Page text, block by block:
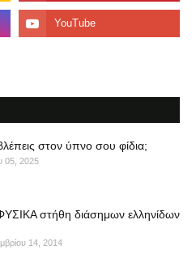
στον ύπνο σου φίδια;
05, 2025
στήθη διάσημων ελληνίδων
14, 2014